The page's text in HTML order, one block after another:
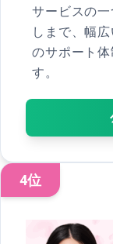
サービスの
しまで、幅
のサポート
す。
4位